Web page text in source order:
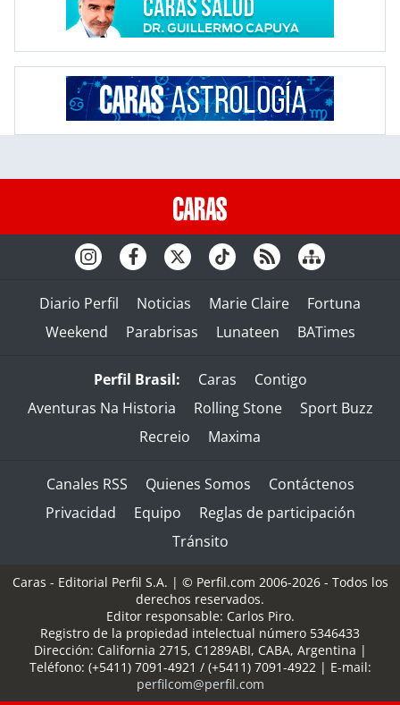
Diario Perfil Noticias Marie Claire
Fortuna
Weekend
Parabrisas Lunateen BATimes
Perfil Brasil: Caras
Contigo
Aventuras Na Historia
Rolling Stone
Sport Buzz
Recreio
Maxima
Canales RSS Quienes Somos
Contáctenos
Privacidad
Equipo
Reglas de participación
Tránsito
Caras - Editorial Perfil S.A. | © Perfil.com 2006-2026 - Todos los
derechos reservados.
Editor responsable: Carlos Piro.
Registro de la propiedad intelectual número 5346433
Dirección: California 2715, C1289ABI, CABA, Argentina |
Teléfono: (+5411) 7091-4921 / (+5411) 7091-4922 | E-mail:
perfilcom@perfil.com